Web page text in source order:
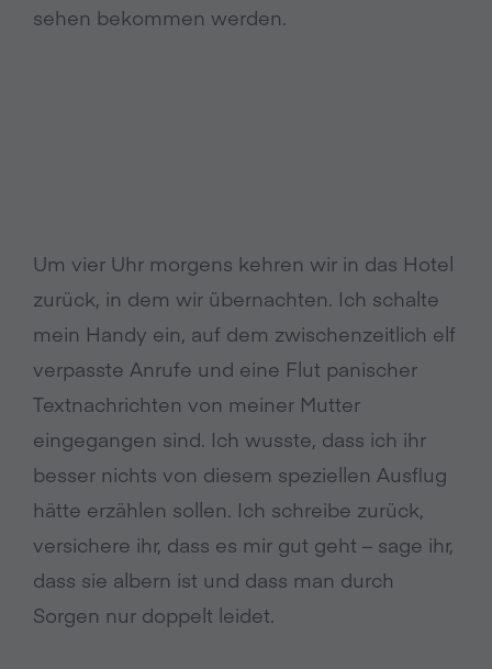
sehen bekommen werden.
Um vier Uhr morgens kehren wir in das Hotel
zurück, in dem wir übernachten. Ich schalte
mein Handy ein, auf dem zwischenzeitlich elf
verpasste Anrufe und eine Flut panischer
Textnachrichten von meiner Mutter
eingegangen sind. Ich wusste, dass ich ihr
besser nichts von diesem speziellen Ausflug
hätte erzählen sollen. Ich schreibe zurück,
versichere ihr, dass es mir gut geht – sage ihr,
dass sie albern ist und dass man durch
Sorgen nur doppelt leidet.